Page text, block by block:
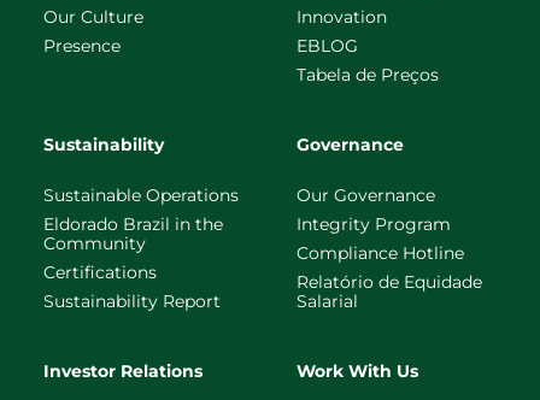
Our Culture
Presence
Innovation
EBLOG
Tabela de Preços
Sustainability
Sustainable Operations
Eldorado Brazil in the
Community
Certifications
Sustainability Report
Governance
Our Governance
Integrity Program
Compliance Hotline
Relatório de Equidade
Salarial
Investor Relations Work With Us